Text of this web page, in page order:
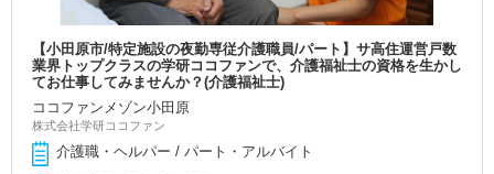
【小田原市/特定施設の夜勤専従介護職員/パート】サ高住運営戸数
業界トップクラスの学研ココファンで、介護福祉士の資格を生かし
てお仕事してみませんか？(介護福祉士)
ココファンメゾン小田原
株式会社学研ココファン
介護職・ヘルパー / パート・アルバイト